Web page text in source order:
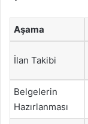
Aşama
İlan Takibi
Belgelerin
Hazırlanması